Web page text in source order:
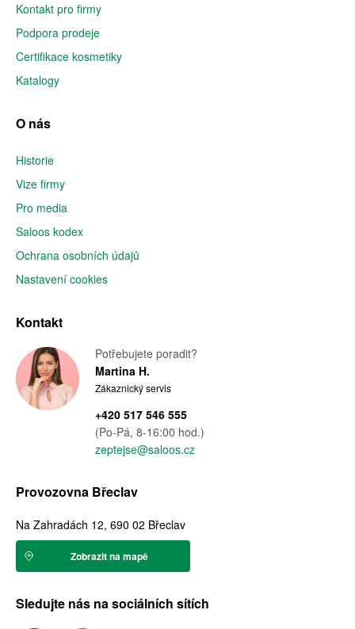
Kontakt pro firmy
Podpora prodeje
Certifikace kosmetiky
Katalogy
O nás
Historie
Vize firmy
Pro media
Saloos kodex
Ochrana osobních údajů
Nastavení cookies
Kontakt
Potřebujete poradit?
Martina H.
Zákaznický servis
+420 517 546 555
(Po-Pá, 8-16:00 hod.)
zeptejse@saloos.cz
Provozovna Břeclav
Na Zahradách 12, 690 02 Břeclav
Zobrazit na mapě
Sledujte nás na sociálních sítích